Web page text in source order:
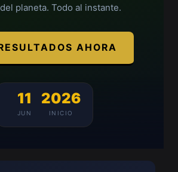
planeta. Todo al instante.
AHORA
11
JUN
2026
INICIO